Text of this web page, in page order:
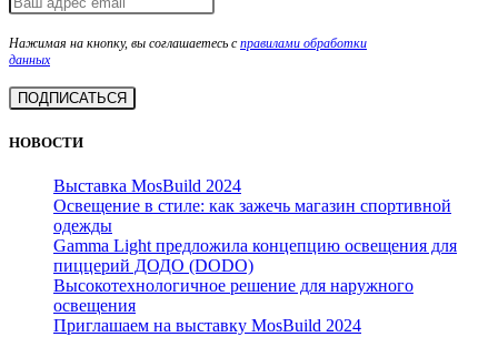
Нажимая на кнопку, вы соглашаетесь справилами обработки
данных
НОВОСТИ
Выставка MosBuild 2024
Освещение в стиле: как зажечь магазин спортивной
одежды
Gamma Light предложила концепцию освещения для
пиццерий ДОДО (DODO)
Высокотехнологичное решение для наружного
освещения
Приглашаем на выставку MosBuild 2024